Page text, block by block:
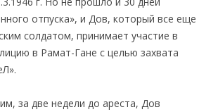
отпуска», и Дов, который все еще
солдатом, принимает участие в
в Рамат-Гане с целью захвата
за две недели до ареста, Дов